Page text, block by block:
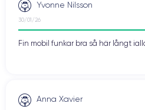
Yvonne Nilsson
30/01/26
Fin mobil funkar bra så här långt
Anna Xavier